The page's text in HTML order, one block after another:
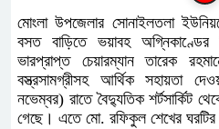
মোংলা উপজেলার সোনাইলতলা
বসত বাড়িতে ভয়াবহ অগ্নিকাণ্ডের
ভারপ্রাপ্ত চেয়ারম্যান তারেক
বস্ত্রসামগ্রীসহ আর্থিক সহায়তা
নভেম্বর) রাতে বৈদ্যুতিক শর্টসার্কিট
গেছে। এতে মো. রফিকুল শেখের